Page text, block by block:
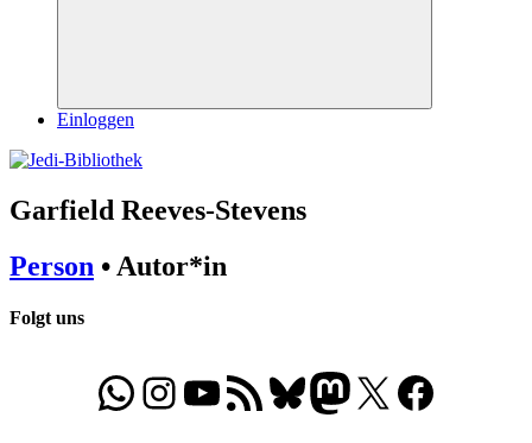
Suchen
Einloggen
Garfield Reeves-Stevens
Person • Autor*in
Folgt uns
WhatsApp
Folgt uns auf Instagram
Besucht unseren YouTube-Kanal
RSS-FeedBluesky
Folgt uns auf Mastodon
X Folgt uns auf